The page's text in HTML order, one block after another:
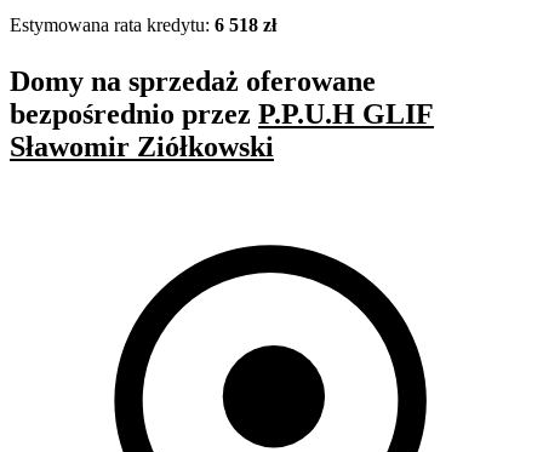
Estymowana rata kredytu: 6 518 zł
Domy na sprzedaż oferowane
bezpośrednio przez P.P.U.H GLIF
Sławomir Ziółkowski